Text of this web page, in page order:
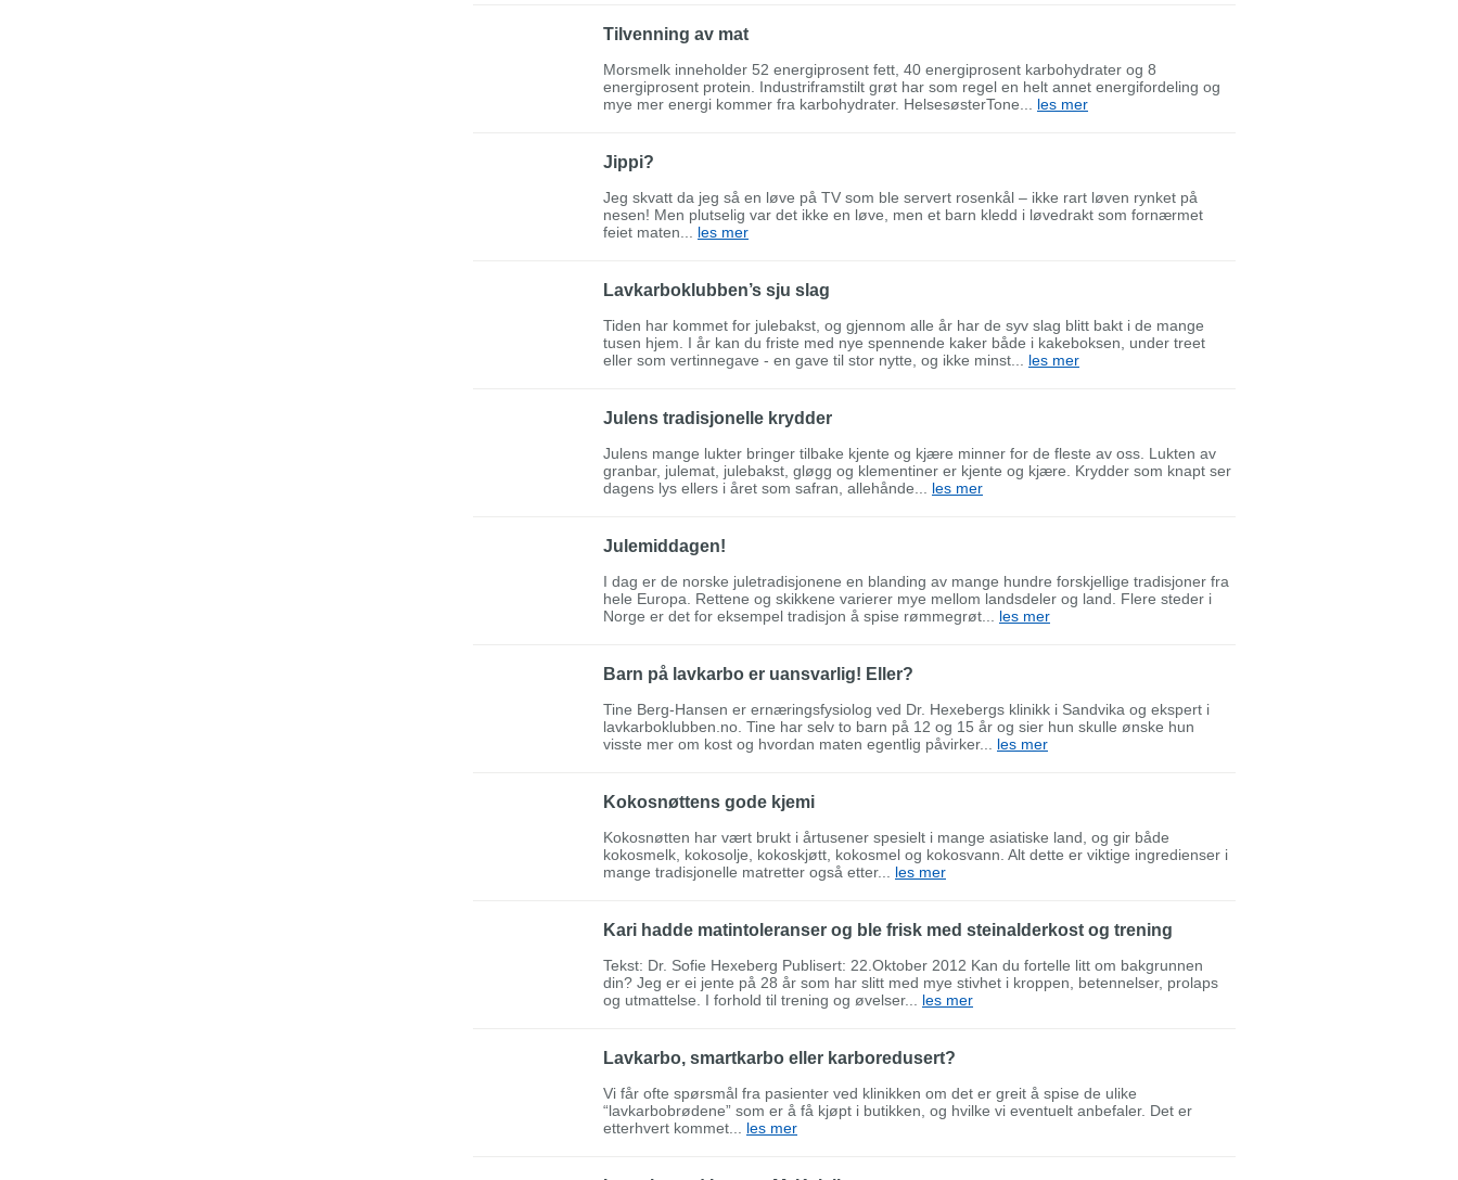
Tilvenning av mat
Morsmelk inneholder 52 energiprosent fett, 40 energiprosent karbohydrater og 8
energiprosent protein. Industriframstilt grøt har som regel en helt annet energifordeling og
mye mer energi kommer fra karbohydrater. HelsesøsterTone... les mer
Jippi?
Jeg skvatt da jeg så en løve på TV som ble servert rosenkål – ikke rart løven rynket på
nesen! Men plutselig var det ikke en løve, men et barn kledd i løvedrakt som fornærmet
feiet maten... les mer
Lavkarboklubben’s sju slag
Tiden har kommet for julebakst, og gjennom alle år har de syv slag blitt bakt i de mange
tusen hjem. I år kan du friste med nye spennende kaker både i kakeboksen, under treet
eller som vertinnegave - en gave til stor nytte, og ikke minst... les mer
Julens tradisjonelle krydder
Julens mange lukter bringer tilbake kjente og kjære minner for de fleste av oss. Lukten av
granbar, julemat, julebakst, gløgg og klementiner er kjente og kjære. Krydder som knapt ser
dagens lys ellers i året som safran, allehånde... les mer
Julemiddagen!
I dag er de norske juletradisjonene en blanding av mange hundre forskjellige tradisjoner fra
hele Europa. Rettene og skikkene varierer mye mellom landsdeler og land. Flere steder i
Norge er det for eksempel tradisjon å spise rømmegrøt... les mer
Barn på lavkarbo er uansvarlig! Eller?
Tine Berg-Hansen er ernæringsfysiolog ved Dr. Hexebergs klinikk i Sandvika og ekspert i
lavkarboklubben.no. Tine har selv to barn på 12 og 15 år og sier hun skulle ønske hun
visste mer om kost og hvordan maten egentlig påvirker... les mer
Kokosnøttens gode kjemi
Kokosnøtten har vært brukt i årtusener spesielt i mange asiatiske land, og gir både
kokosmelk, kokosolje, kokoskjøtt, kokosmel og kokosvann. Alt dette er viktige ingredienser i
mange tradisjonelle matretter også etter... les mer
Kari hadde matintoleranser og ble frisk med steinalderkost og trening
Tekst: Dr. Sofie Hexeberg Publisert: 22.Oktober 2012 Kan du fortelle litt om bakgrunnen
din? Jeg er ei jente på 28 år som har slitt med mye stivhet i kroppen, betennelser, prolaps
og utmattelse. I forhold til trening og øvelser... les mer
Lavkarbo, smartkarbo eller karboredusert?
Vi får ofte spørsmål fra pasienter ved klinikken om det er greit å spise de ulike
“lavkarbobrødene” som er å få kjøpt i butikken, og hvilke vi eventuelt anbefaler. Det er
etterhvert kommet... les mer